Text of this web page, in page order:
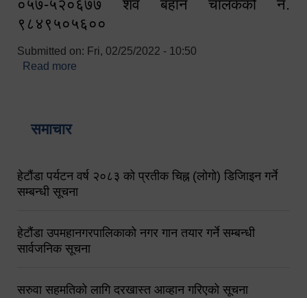
०५७-५२०६७७ शव बहान चालकको नं.
९८४९५०५६००
Submitted on: Fri, 02/25/2022 - 10:50
Read more
समाचार
हेटौंडा पर्यटन वर्ष २०८३ को प्रतीक चिह्न (लोगो) डिजिाइन गर्ने
सम्बन्धी सूचना
हेटौंडा उपमहानगरपालिकाको नगर गान तयार गर्ने सम्बन्धी
सार्वजनिक सूचना
सरुवा सहमतिको लागि दरखास्त आव्हान गरिएको सूचना